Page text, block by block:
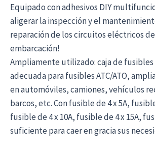
Equipado con adhesivos DIY
aligerar la inspección y el
reparación de los circuitos eléctricos
embarcación!
Ampliamente utilizado: caja de fusibles
adecuada para fusibles ATC/ATO,
en automóviles, camiones, vehículos
barcos, etc. Con fusible de 4 x 5A,
fusible de 4 x 10A, fusible de 4 x 15A,
suficiente para caer en gracia sus